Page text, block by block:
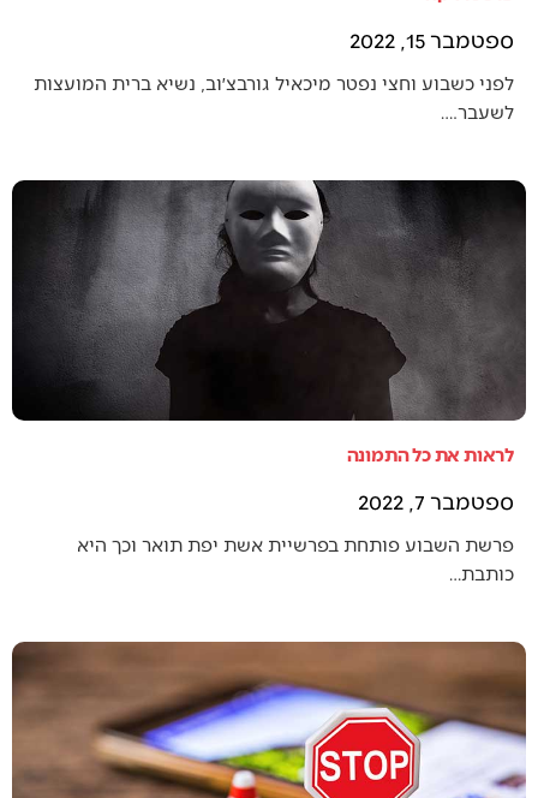
ספטמבר 15, 2022
לפני כשבוע וחצי נפטר מיכאיל גורבצ׳וב, נשיא ברית המועצות
לשעבר.…
לראות את כל התמונה
ספטמבר 7, 2022
פרשת השבוע פותחת בפרשיית אשת יפת תואר וכך היא
כותבת…